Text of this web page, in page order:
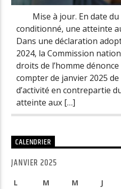
Mise à jour. En date du
conditionné, une atteinte
Dans une déclaration
2024, la Commission
droits de l’homme
compter de janvier 2025 de
d’activité en contrepartie
atteinte aux […]
CALENDRIER
JANVIER 2025
L M M J